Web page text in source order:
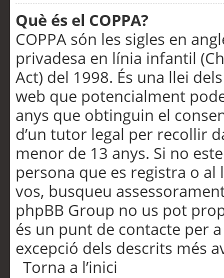
Què és el COPPA?
COPPA són les sigles en
privadesa en línia infantil
Act) del 1998. És una llei
web que potencialment
anys que obtinguin el
d’un tutor legal per recollir
menor de 13 anys. Si no
persona que es registra o
vos, busqueu
phpBB Group no us pot
és un punt de contacte per
excepció dels descrits més
Torna a l’inici